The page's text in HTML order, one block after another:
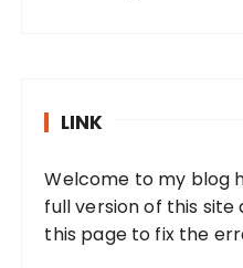
LINK
Welcome to my blog
full version of this
this page to fix the